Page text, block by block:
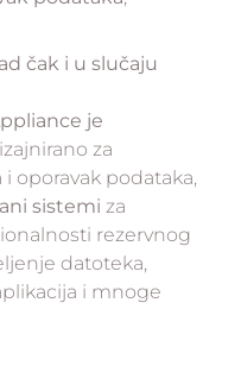
čak i u slučaju
je
za
oporavak podataka,
sistemi za
rezervnog
datoteka,
i mnoge